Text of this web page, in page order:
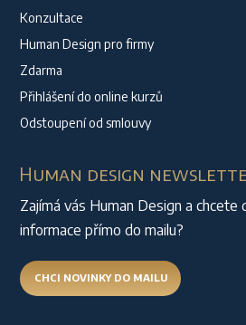
Konzultace
Human Design pro firmy
Zdarma
Přihlášení do online kurzů
Odstoupení od smlouvy
Human design
Zajímá vás Human Design a chcete
informace přímo do mailu?
CHCI NOVINKY DO MAILU